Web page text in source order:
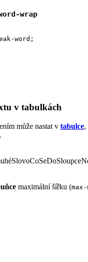
wrap
word;
v tabulkách
může nastat v tabulce,
maximální šířku (